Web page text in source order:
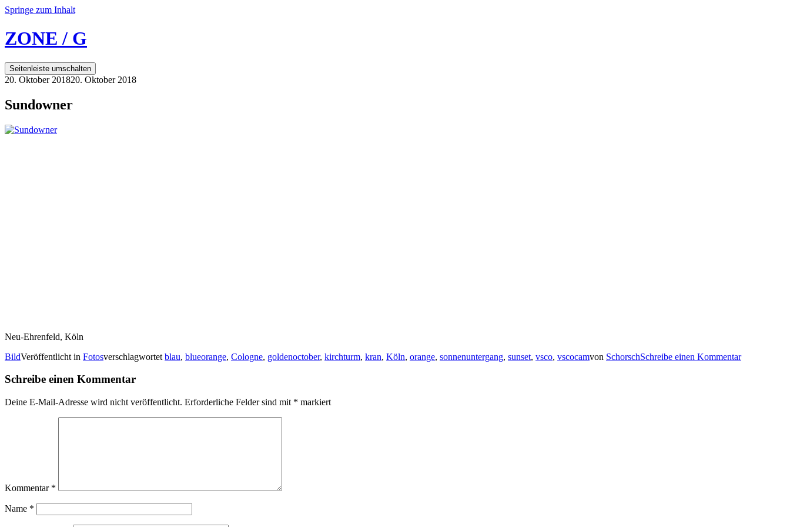
Springe zum Inhalt
ZONE / G
Seitenleiste umschalten
20. Oktober 201820. Oktober 2018
Sundowner
Neu-Ehrenfeld, Köln
BildVeröffentlicht in Fotosverschlagwortet blau, blueorange, Cologne, goldenoctober, kirchturm, kran, Köln, orange, sonnenuntergang, sunset, vsco, vscocamvon SchorschSchreibe einen Kommentar
Schreibe einen Kommentar
Deine E-Mail-Adresse wird nicht veröffentlicht. Erforderliche Felder sind mit * markiert
Kommentar *
Name *